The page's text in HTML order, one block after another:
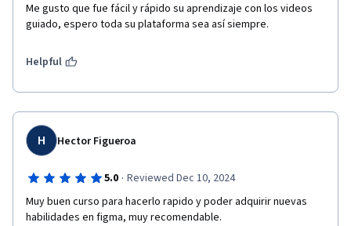
Me gusto que fue fácil y rápido su aprendizaje con los videos
guiado, espero toda su plataforma sea así siempre.
Helpful
H Hector Figueroa
5.0 · Reviewed Dec 10, 2024
Muy buen curso para hacerlo rapido y poder adquirir nuevas
habilidades en figma, muy recomendable.